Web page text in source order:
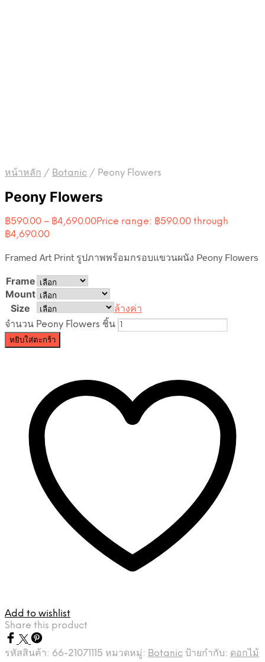
หน้าหลัก / Botanic / Peony Flowers
Peony Flowers
฿590.00 – ฿4,690.00Price range: ฿590.00 through
฿4,690.00
Framed Art Print รูปภาพพร้อมกรอบแขวนผนัง Peony Flowers
Frame
Mount
Size
ล้างค่า
จำนวน Peony Flowers ชิ้น
หยิบใส่ตะกร้า
Add to wishlist
Share this product
รหัสสินค้า: 66-21071115 หมวดหมู่: Botanic ป้ายกำกับ: ดอกไม้